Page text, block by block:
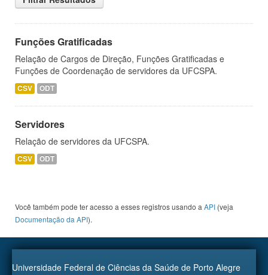
Funções Gratificadas
Relação de Cargos de Direção, Funções Gratificadas e
Funções de Coordenação de servidores da UFCSPA.
CSV ODT
Servidores
Relação de servidores da UFCSPA.
CSV ODT
Você também pode ter acesso a esses registros usando a API (veja
Documentação da API).
Universidade Federal de Ciências da Saúde de Porto Alegre